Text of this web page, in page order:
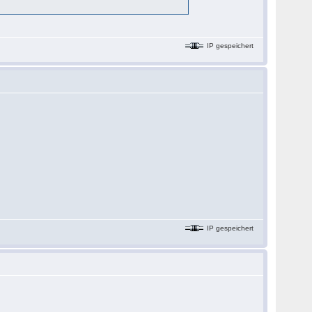
IP gespeichert
IP gespeichert